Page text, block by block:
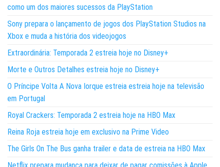
como um dos maiores sucessos da PlayStation
Sony prepara o lançamento de jogos dos PlayStation Studios na
Xbox e muda a história dos videojogos
Extraordinária: Temporada 2 estreia hoje no Disney+
Morte e Outros Detalhes estreia hoje no Disney+
O Príncipe Volta A Nova Iorque estreia estreia hoje na televisão
em Portugal
Royal Crackers: Temporada 2 estreia hoje na HBO Max
Reina Roja estreia hoje em exclusivo na Prime Video
The Girls On The Bus ganha trailer e data de estreia na HBO Max